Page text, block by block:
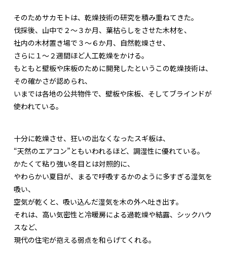
そのためサカモトは、乾燥技術の研究を積み重ねてきた。
伐採後、山中で２～３か月、葉枯らしをさせた木材を、
社内の木材置き場で３～６か月、自然乾燥させ、
さらに１～２週間ほど人工乾燥をかける。
もともと壁板や床板のために開発したというこの乾燥技術は、
その確かさが認められ、
いまでは各地の公共物件で、壁板や床板、そしてブラインドが
使われている。
十分に乾燥させ、狂いの出なくなったスギ板は、
“天然のエアコン”ともいわれるほど、調湿性に優れている。
かたくて粘り強い冬目とは対照的に、
やわらかい夏目が、まるで呼吸するかのように多すぎる湿気を
吸い、
空気が乾くと、吸い込んだ湿気を木の外へ吐き出す。
それは、高い気密性と冷暖房による過乾燥や結露、シックハウ
スなど、
現代の住宅が抱える弱点を和らげてくれる。